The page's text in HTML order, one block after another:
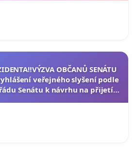
OBČANŮ SENÁTU
veřejného slyšení podle
Senátu k návrhu na přijetí